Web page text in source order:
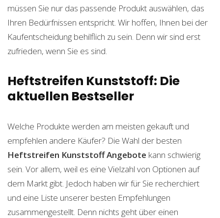
müssen Sie nur das passende Produkt auswählen, das
Ihren Bedürfnissen entspricht. Wir hoffen, Ihnen bei der
Kaufentscheidung behilflich zu sein. Denn wir sind erst
zufrieden, wenn Sie es sind.
Heftstreifen Kunststoff: Die
aktuellen Bestseller
Welche Produkte werden am meisten gekauft und
empfehlen andere Käufer? Die Wahl der besten
Heftstreifen KunststoffAngebote kann schwierig
sein. Vor allem, weil es eine Vielzahl von Optionen auf
dem Markt gibt. Jedoch haben wir für Sie recherchiert
und eine Liste unserer besten Empfehlungen
zusammengestellt. Denn nichts geht über einen